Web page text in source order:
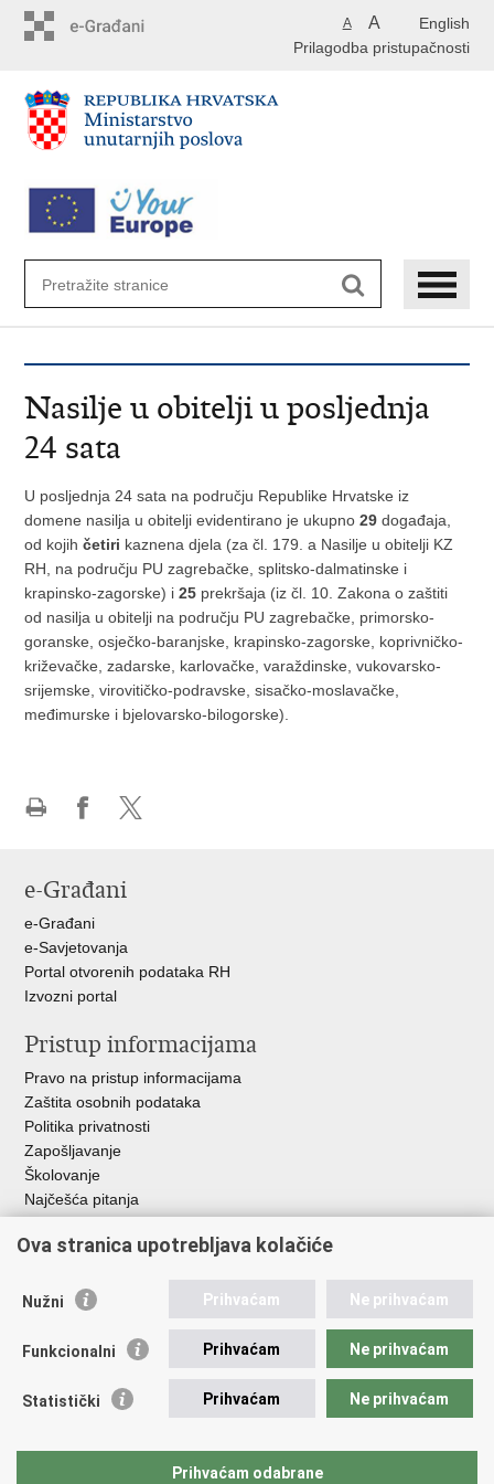
English
A A
Prilagodba pristupačnosti
Nasilje u obitelji u posljednja
24 sata
U posljednja 24 sata na području Republike Hrvatske iz
domene nasilja u obitelji evidentirano je ukupno29 događaja,
od kojihčetiri kaznena djela (za čl. 179. a Nasilje u obitelji KZ
RH, na području PU zagrebačke, splitsko-dalmatinske i
krapinsko-zagorske) i25 prekršaja (iz čl. 10. Zakona o zaštiti
od nasilja u obitelji na području PU zagrebačke, primorsko-
goranske, osječko-baranjske, krapinsko-zagorske, koprivničko-
križevačke, zadarske, karlovačke, varaždinske, vukovarsko-
srijemske, virovitičko-podravske, sisačko-moslavačke,
međimurske i bjelovarsko-bilogorske).
Facebooku
X-
e-Građani
e-Građani
e-Savjetovanja
Portal otvorenih podataka RH
Izvozni portal
Pristup informacijama
Pravo na pristup informacijama
Zaštita osobnih podataka
Politika privatnosti
Zapošljavanje
Školovanje
Najčešća pitanja
Važne poveznice
EMN Nacionalna kontaktna točka za Republiku Hrvatsku
Policijska akademija
Zaklada policijske solidarnosti
Udruge
Ova stranica upotrebljava kolačiće
Nužni Prihvaćam Ne prihvaćam
Funkcionalni Prihvaćam Ne prihvaćam
Statistički Prihvaćam Ne prihvaćam
Prihvaćam odabrane